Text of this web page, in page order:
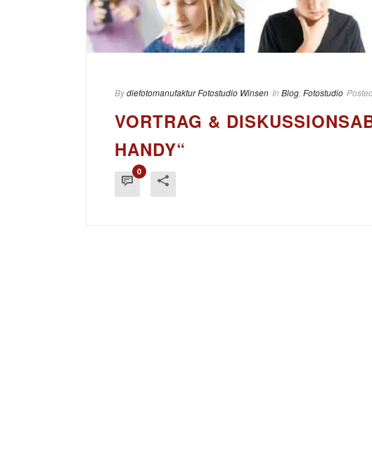
Bydiefotomanufaktur Fotostudio Winsen In Blog Fotostudio
VORTRAG &
HANDY“
0